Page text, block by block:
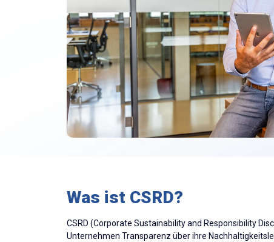
Was ist CSRD?
CSRD (Corporate Sustainability and Responsibility
Unternehmen Transparenz über ihre